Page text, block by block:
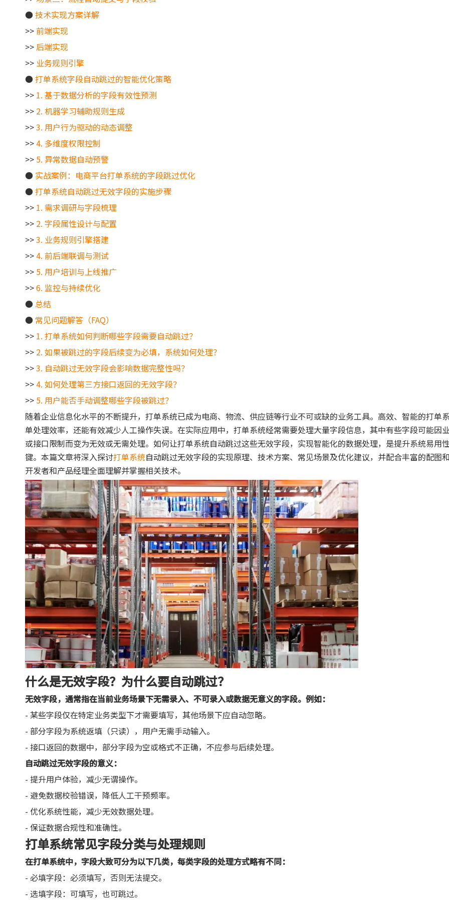
●技术实现方案详解
>>前端实现
>>后端实现
>> 业务规则引擎
●打单系统字段自动跳过的智能优化策略
>> 1. 基于数据分析的字段有效性预测
>> 2. 机器学习辅助规则生成
>>3. 用户行为驱动的动态调整
>>4. 多维度权限控制
>> 5. 异常数据自动预警
● 实战案例：电商平台打单系统的字段跳过优化
●打单系统自动跳过无效字段的实施步骤
>> 1. 需求调研与字段梳理
>> 2. 字段属性设计与配置
>>3. 业务规则引擎搭建
>>4. 前后端联调与测试
>> 5. 用户培训与上线推广
>>6. 监控与持续优化
● 总结
● 常见问题解答（FAQ）
>> 1. 打单系统如何判断哪些字段需要自动跳过？
>> 2. 如果被跳过的字段后续变为必填，系统如何处理？
>>3. 自动跳过无效字段会影响数据完整性吗？
>>4. 如何处理第三方接口返回的无效字段？
>> 5. 用户能否手动调整哪些字段被跳过？
随着企业信息化水平的不断提升，打单系统已成为电商、物流、供应链等行业不可或缺的业务工具。高效、智能的打单
单处理效率，还能有效减少人工操作失误。在实际应用中，打单系统经常需要处理大量字段信息，其中有些字段可能因
或接口限制而变为无效或无需处理。如何让打单系统自动跳过这些无效字段，实现智能化的数据处理，是提升系统易用
键。本篇文章将深入探讨打单系统自动跳过无效字段的实现原理、技术方案、常见场景及优化建议，并配合丰富的配图
开发者和产品经理全面理解并掌握相关技术。
什么是无效字段？为什么要自动跳过？
无效字段，通常指在当前业务场景下无需录入、不可录入或数据无意义的字段。例如：
- 某些字段仅在特定业务类型下才需要填写，其他场景下应自动忽略。
- 部分字段为系统返填（只读），用户无需手动输入。
- 接口返回的数据中，部分字段为空或格式不正确，不应参与后续处理。
自动跳过无效字段的意义：
- 提升用户体验，减少无谓操作。
- 避免数据校验错误，降低人工干预频率。
- 优化系统性能，减少无效数据处理。
- 保证数据合规性和准确性。
打单系统常见字段分类与处理规则
在打单系统中，字段大致可分为以下几类，每类字段的处理方式略有不同：
- 必填字段：必须填写，否则无法提交。
- 选填字段：可填写，也可跳过。